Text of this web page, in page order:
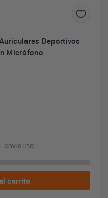
Deportivos
Micrófono
envío incl.
carrito